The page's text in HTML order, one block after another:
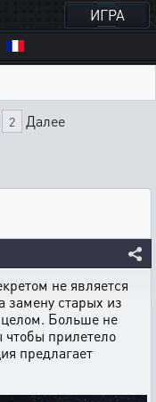
ИГРА
2 Далее
не является
замену старых из
Больше не
чтобы прилетело
предлагает